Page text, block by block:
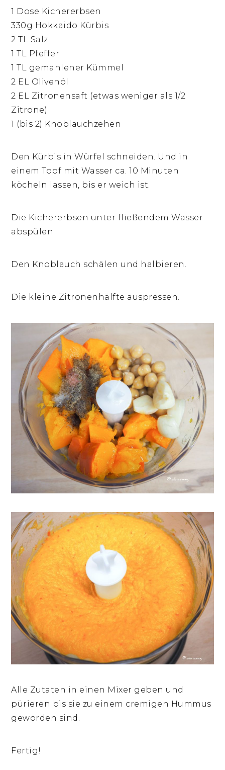
1 Dose Kichererbsen
330g Hokkaido Kürbis
2 TL Salz
1 TL Pfeffer
1 TL gemahlener Kümmel
2 EL Olivenöl
2 EL Zitronensaft (etwas weniger als 1/2
Zitrone)
1 (bis 2) Knoblauchzehen
Den Kürbis in Würfel schneiden. Und in
einem Topf mit Wasser ca. 10 Minuten
köcheln lassen, bis er weich ist.
Die Kichererbsen unter fließendem Wasser
abspülen.
Den Knoblauch schälen und halbieren.
Die kleine Zitronenhälfte auspressen.
Alle Zutaten in einen Mixer geben und
pürieren bis sie zu einem cremigen Hummus
geworden sind.
Fertig!